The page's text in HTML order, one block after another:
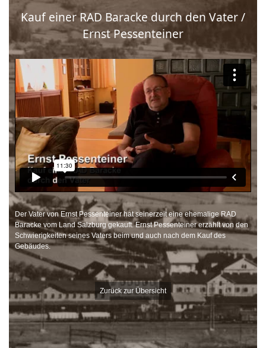
Kauf einer RAD Baracke durch den Vater /
Ernst Pessenteiner
Der Vater von Ernst Pessenteiner hat seinerzeit eine ehemalige RAD
Baracke vom Land Salzburg gekauft. Ernst Pessenteiner erzählt von den
Schwierigkeiten seines Vaters beim und auch nach dem Kauf des
Gebäudes.
Zurück zur Übersicht